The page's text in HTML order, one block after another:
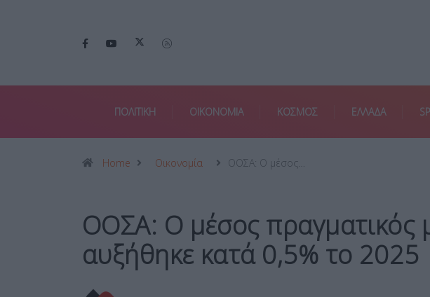
ΠΟΛΙΤΙΚΗ ΟΙΚΟΝΟΜΙΑ ΚΟΣΜΟΣ ΕΛΛΑΔΑ
Home Οικονομία ΟΟΣΑ: Ο μέσος…
ΟΟΣΑ: Ο μέσος πραγματικός
αυξήθηκε κατά 0,5% το 2025